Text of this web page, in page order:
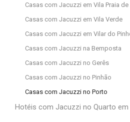
Casas com Jacuzzi em Vila Praia
Casas com Jacuzzi em Vila Verde
Casas com Jacuzzi em Vilar do
Casas com Jacuzzi na Bemposta
Casas com Jacuzzi no Gerês
Casas com Jacuzzi no Pinhão
Casas com Jacuzzi no Porto
Hotéis com Jacuzzi no Quarto em